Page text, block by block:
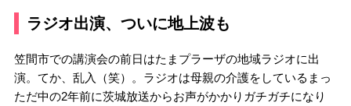
ラジオ出演、ついに地上波も
笠間市での講演会の前日はたまプラーザの地域ラジオに出
演。てか、乱入（笑）。ラジオは母親の介護をしているまっ
ただ中の2年前に茨城放送からお声がかかりガチガチになり